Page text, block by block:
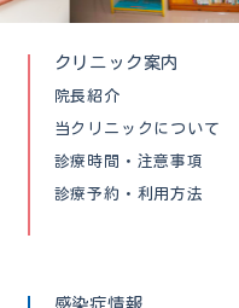
クリニック案内
院長紹介
当クリニックについて
診療時間・注意事項
診療予約・利用方法
感染症情報